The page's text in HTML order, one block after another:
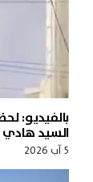
بالفيديو:
السيد هادي
5 آب 2026